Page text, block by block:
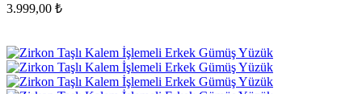
3.999,00 ₺